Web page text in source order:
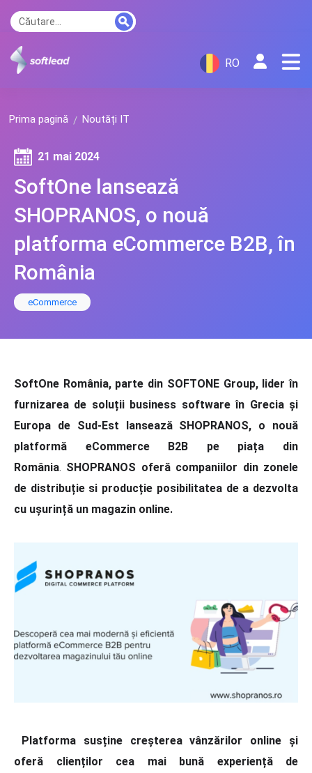
RO
Prima pagină Noutăți IT
SoftOne lansează
SHOPRANOS, o nouă
platforma eCommerce B2B, în
România
21 mai 2024
eCommerce
SoftOne România, parte din SOFTONE Group, lider în
furnizarea de soluții business software în Grecia și
Europa de Sud-Est lansează SHOPRANOS, o nouă
platformă eCommerce B2B pe piața din
România. SHOPRANOS oferă companiilor din zonele
de distribuție si producție posibilitatea de a dezvolta
cu ușurință un magazin online.
Platforma susține creșterea vânzărilor online și
oferă clienților cea mai bună experiență de